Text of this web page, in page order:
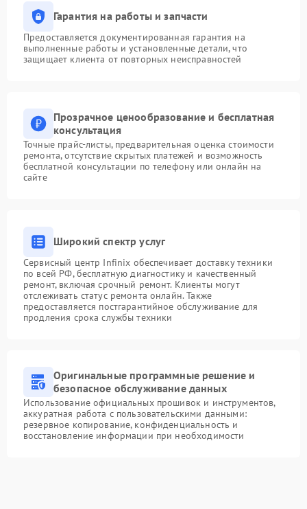
Гарантия на работы и запчасти
Предоставляется документированная гарантия на
выполненные работы и установленные детали, что
защищает клиента от повторных неисправностей
Прозрачное ценообразование и бесплатная
консультация
Точные прайс-листы, предварительная оценка стоимости
ремонта, отсутствие скрытых платежей и возможность
бесплатной консультации по телефону или онлайн на
сайте
Широкий спектр услуг
Сервисный центр Infinix обеспечивает доставку техники
по всей РФ, бесплатную диагностику и качественный
ремонт, включая срочный ремонт. Клиенты могут
отслеживать статус ремонта онлайн. Также
предоставляется постгарантийное обслуживание для
продления срока службы техники
Оригинальные программные решение и
безопасное обслуживание данных
Использование официальных прошивок и инструментов,
аккуратная работа с пользовательскими данными:
резервное копирование, конфиденциальность и
восстановление информации при необходимости